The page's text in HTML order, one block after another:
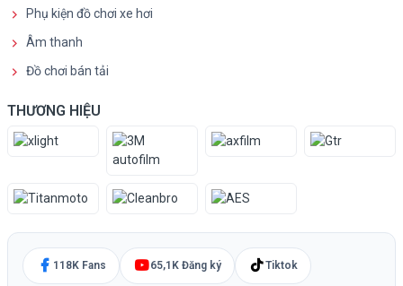
Phụ kiện đồ chơi xe hơi
Âm thanh
Đồ chơi bán tải
THƯƠNG HIỆU
118K Fans 65,1K Đăng ký Tiktok